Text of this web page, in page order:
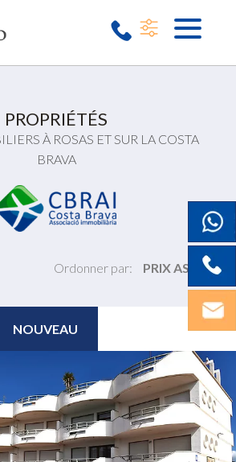
PROPRIÉTÉS
À ROSAS ET SUR LA COSTA
BRAVA
Ordonner par: PRIX ASC
NOUVEAU